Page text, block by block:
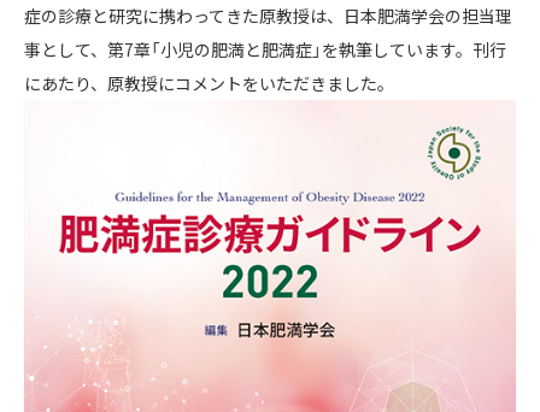
症の診療と研究に携わってきた原教授は、日本肥満学会の担当理
事として、第7章「小児の肥満と肥満症」を執筆しています。刊行
にあたり、原教授にコメントをいただきました。